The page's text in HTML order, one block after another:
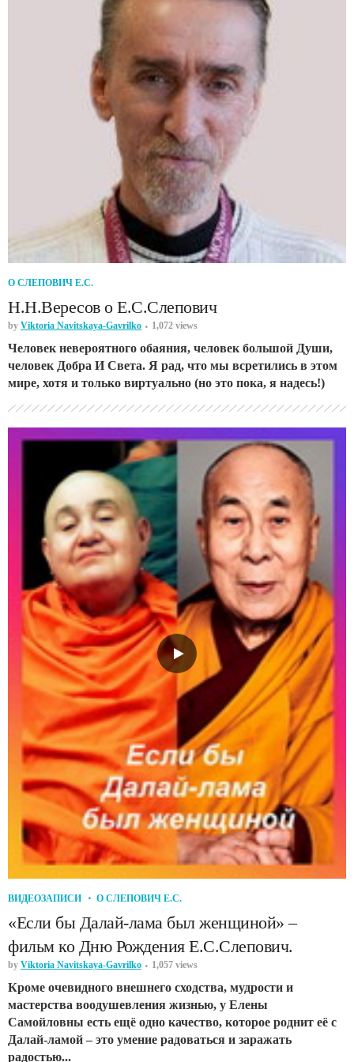
О СЛЕПОВИЧ Е.С.
Н.Н.Вересов о Е.С.Слепович
by Viktoria Navitskaya-Gavrilko 1,072 views
Человек невероятного обаяния, человек большой Души,
человек Добра И Света. Я рад, что мы всретились в этом
мире, хотя и только виртуально (но это пока, я надесь!)
ВИДЕОЗАПИСИ О СЛЕПОВИЧ Е.С.
«Если бы Далай-лама был женщиной» –
фильм ко Дню Рождения Е.С.Слепович.
by Viktoria Navitskaya-Gavrilko 1,057 views
Кроме очевидного внешнего сходства, мудрости и
мастерства воодушевления жизнью, у Елены
Самойловны есть ещё одно качество, которое роднит её с
Далай-ламой – это умение радоваться и заражать
радостью...